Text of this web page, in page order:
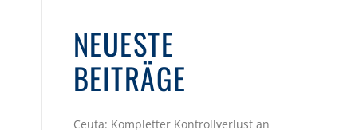
NEUESTE
BEITRÄGE
Ceuta: Kompletter Kontrollverlust an